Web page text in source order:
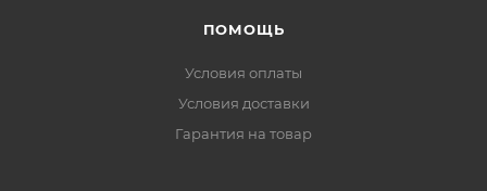
ПОМОЩЬ
Условия оплаты
Условия доставки
Гарантия на товар